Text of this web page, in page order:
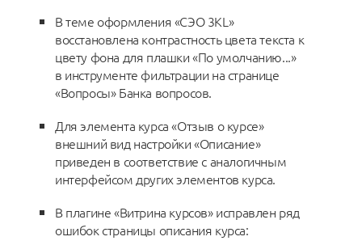
В теме оформления «СЭО 3KL»
восстановлена контрастность цвета текста к
цвету фона для плашки «По умолчанию...»
в инструменте фильтрации на странице
«Вопросы» Банка вопросов.
Для элемента курса «Отзыв о курсе»
внешний вид настройки «Описание»
приведен в соответствие с аналогичным
интерфейсом других элементов курса.
В плагине «Витрина курсов» исправлен ряд
ошибок страницы описания курса: